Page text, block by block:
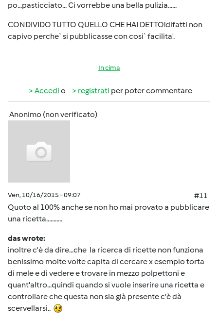
po...pasticciato... Ci vorrebbe una bella pulizia......
CONDIVIDO TUTTO QUELLO CHE HAI DETTO!difatti non
capivo perche` si pubblicasse con cosi` facilita'.
In cima
Accedi o registrati per poter commentare
Anonimo (non verificato)
Ven, 10/16/2015 - 09:07
#11
Quoto al 100% anche se non ho mai provato a pubblicare
una ricetta...........
das wrote:
inoltre c'è da dire...che la ricerca di ricette non funziona
benissimo molte volte capita di cercare x esempio torta
di mele e di vedere e trovare in mezzo polpettoni e
quant'altro...quindi quando si vuole inserire una ricetta e
controllare che questa non sia già presente c'è dà
scervellarsi..